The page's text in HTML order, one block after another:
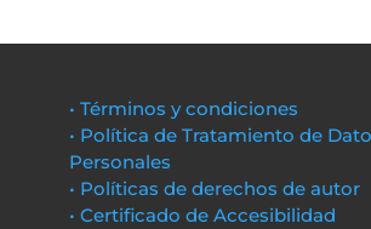
• Términos y condiciones
• Política de Tratamiento de
Personales
• Políticas de derechos de autor
• Certificado de Accesibilidad